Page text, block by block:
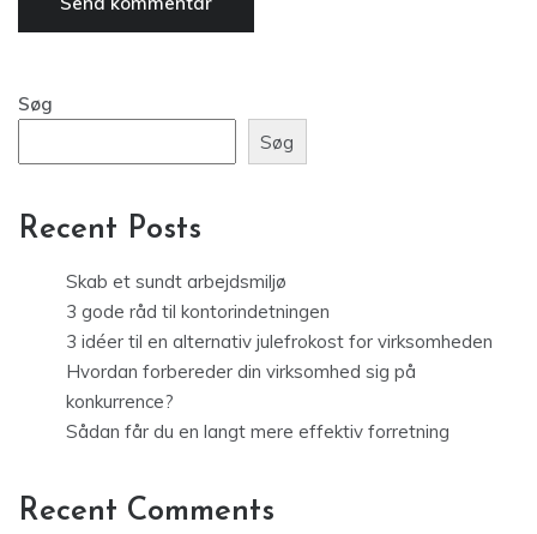
Søg
Søg
Recent Posts
Skab et sundt arbejdsmiljø
3 gode råd til kontorindetningen
3 idéer til en alternativ julefrokost for virksomheden
Hvordan forbereder din virksomhed sig på
konkurrence?
Sådan får du en langt mere effektiv forretning
Recent Comments